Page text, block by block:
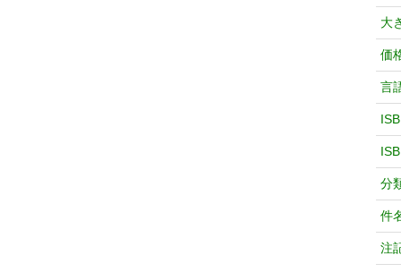
大
価
言
分
件
注